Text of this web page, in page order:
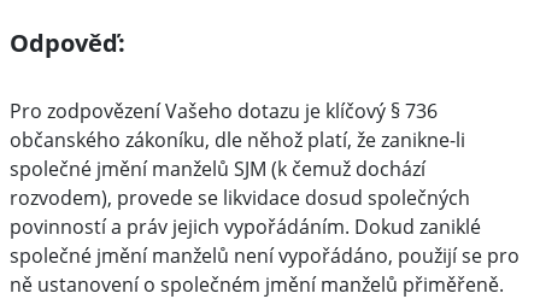
Odpověď:
Pro zodpovězení Vašeho dotazu je klíčový § 736
občanského zákoníku, dle něhož platí, že zanikne-li
společné jmění manželů SJM (k čemuž dochází
rozvodem), provede se likvidace dosud společných
povinností a práv jejich vypořádáním. Dokud zaniklé
společné jmění manželů není vypořádáno, použijí se pro
ně ustanovení o společném jmění manželů přiměřeně.